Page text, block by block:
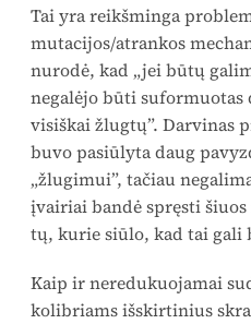
Tai yra reikšminga
mutacijos/atrankos
nurodė, kad „jei būtų
negalėjo būti
visiškai žlugtų”. Darvinas
buvo pasiūlyta daug
„žlugimui”, tačiau
įvairiai bandė spręsti
tų, kurie siūlo, kad tai
Kaip ir neredukuojamai
kolibriams išskirtinius